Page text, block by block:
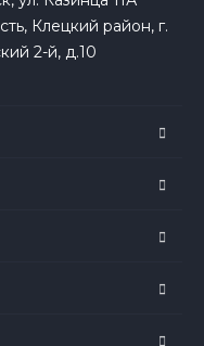
Клецкий район, г.
2-й, д.10